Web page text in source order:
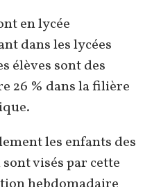
en lycée
dans les lycées
élèves sont des
26 % dans la filière
les enfants des
visés par cette